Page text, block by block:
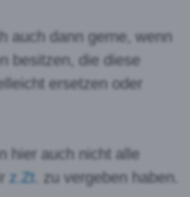
auch dann gerne, wenn
besitzen, die diese
ersetzen oder
hier auch nicht alle
z.Zt . zu vergeben haben.